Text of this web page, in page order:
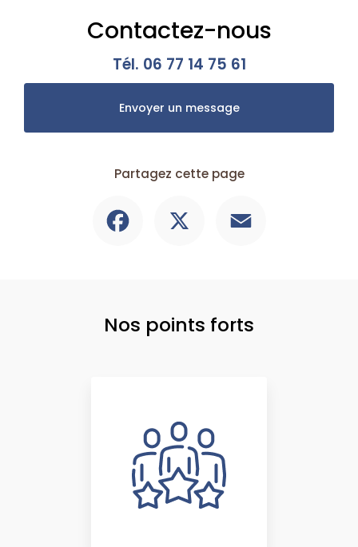
Contactez-nous
Tél. 06 77 14 75 61
Envoyer un message
Partagez cette page
Nos points forts